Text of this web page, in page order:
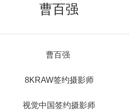
曹百强
曹百强
8KRAW签约摄影师
视觉中国签约摄影师